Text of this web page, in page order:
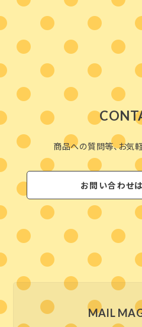
商品への質問等、お気
お問い合わせ
MAIL